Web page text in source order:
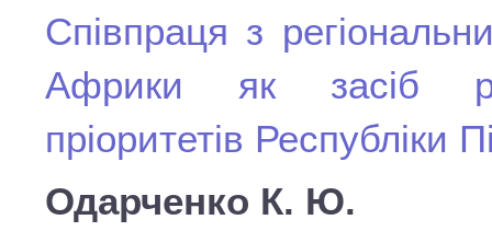
Співпраця з
Африки як засіб
пріоритетів Республіки
Одарченко К. Ю.